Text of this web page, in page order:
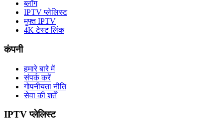
ब्लॉग
IPTV प्लेलिस्ट
मुफ्त IPTV
4K टेस्ट लिंक
कंपनी
हमारे बारे में
संपर्क करें
गोपनीयता नीति
सेवा की शर्तें
IPTV प्लेलिस्ट